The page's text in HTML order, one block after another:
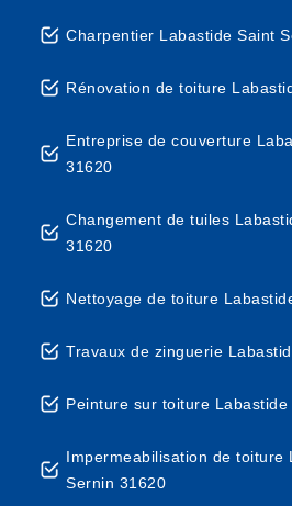
Charpentier Labastide Saint
Rénovation de toiture
Entreprise de couverture
31620
Changement de tuiles
31620
Nettoyage de toiture
Travaux de zinguerie
Peinture sur toiture
Impermeabilisation de toiture
Sernin 31620